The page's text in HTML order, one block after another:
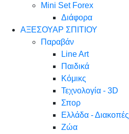
Mini Set Forex
Διάφορα
ΑΞΕΣΟΥΑΡ ΣΠΙΤΙΟΥ
Παραβάν
Line Art
Παιδικά
Κόμικς
Τεχνολογία - 3D
Σπορ
Ελλάδα - Διακοπές
Ζώα